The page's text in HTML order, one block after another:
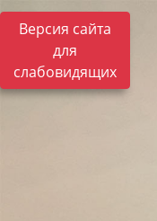
Версия сайта
для
слабовидящих